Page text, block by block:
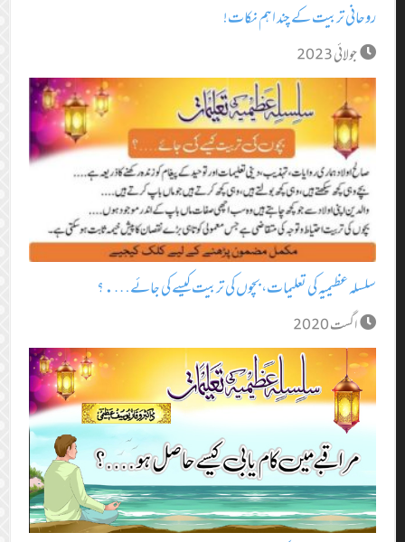
روحانی تربیت کے چند اہم نکات!
جولائی 2023
سلسلہ عظیمیہ کی تعلیمات، بچوں کی تربیت کیسے کی جائے….؟
اگست 2020